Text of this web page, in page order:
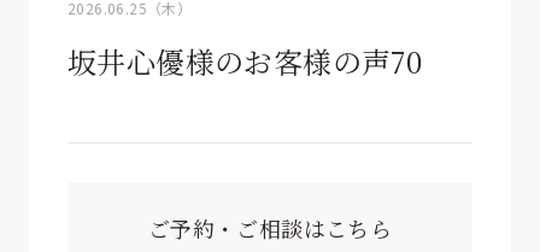
2026.06.25（木）
坂井心優様のお客様の声70
ご予約・ご相談はこちら